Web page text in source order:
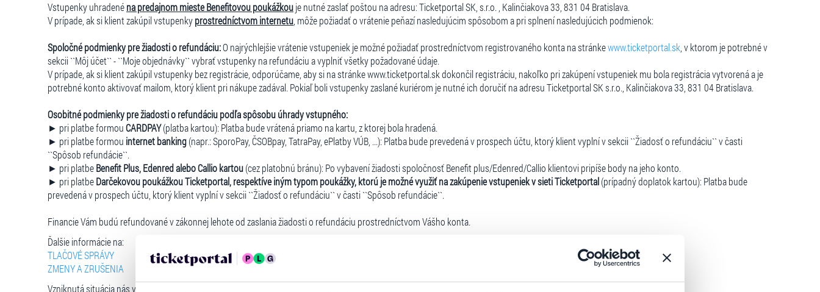
Vstupenky uhradenéna predajnom mieste Benefitovou poukážkouje nutné zaslať poštou na adresu: Ticketportal SK, s.r.o. , Kalinčiakova 33, 831 04 Bratislava.
V prípade, ak si klient zakúpil vstupenkyprostredníctvom internetu , môže požiadať o vrátenie peňazí nasledujúcim spôsobom a pri splnení nasledujúcich podmienok:
Spoločné podmienky pre žiadosti o refundáciu:O najrýchlejšie vrátenie vstupeniek je možné požiadať prostredníctvom registrovaného konta na stránkewww.ticketportal.sk , v ktorom je potrebné v
sekcii ``Môj účet`` - ``Moje objednávky`` vybrať vstupenky na refundáciu a vyplniť všetky požadované údaje.
V prípade, ak si klient zakúpil vstupenky bez registrácie, odporúčame, aby si na stránke www.ticketportal.sk dokončil registráciu, nakoľko pri zakúpení vstupeniek mu bola registrácia vytvorená a je
potrebné konto aktivovať mailom, ktorý klient pri nákupe zadával. Pokiaľ boli vstupenky zaslané kuriérom je nutné ich doručiť na adresu Ticketportal SK s.r.o., Kalinčiakova 33, 831 04 Bratislava.
Osobitné podmienky pre žiadosti o refundáciu podľa spôsobu úhrady vstupného:
► pri platbe formouCARDPAY(platba kartou): Platba bude vrátená priamo na kartu, z ktorej bola hradená.
► pri platbe formou internet banking(napr.: SporoPay, ČSOBpay, TatraPay, ePlatby VÚB, ...): Platba bude prevedená v prospech účtu, ktorý klient vyplní v sekcii ``Žiadosť o refundáciu`` v časti
``Spôsob refundácie``.
► pri platbeBenefit Plus, Edenred alebo Callio kartou(cez platobnú bránu): Po vybavení žiadosti spoločnosť Benefit plus/Edenred/Callio klientovi pripíše body na jeho konto.
► pri platbeDarčekovou poukážkou Ticketportal, respektíve iným typom poukážky, ktorú je možné využiť na zakúpenie vstupeniek v sieti Ticketportal(prípadný doplatok kartou): Platba bude
prevedená v prospech účtu, ktorý klient vyplní v sekcii ``Žiadosť o refundáciu`` v časti ``Spôsob refundácie``.
Financie Vám budú refundované v zákonnej lehote od zaslania žiadosti o refundáciu prostredníctvom Vášho konta.
Ďalšie informácie na:
TLAČOVÉ SPRÁVY
ZMENY A ZRUŠENIA
Vzniknutá situácia nás veľmi mrzí. Za pochopenie ďakujeme.